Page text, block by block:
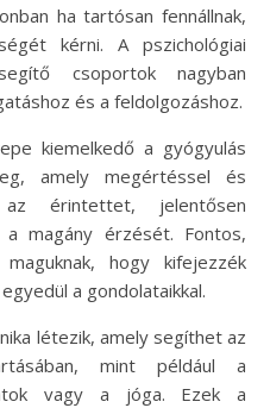
ha tartósan fennállnak,
kérni. A pszichológiai
csoportok nagyban
és a feldolgozáshoz.
kiemelkedő a gyógyulás
amely megértéssel és
érintettet, jelentősen
magány érzését. Fontos,
hogy kifejezzék
a gondolataikkal.
létezik, amely segíthet az
mint például a
vagy a jóga. Ezek a